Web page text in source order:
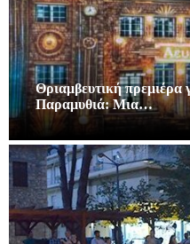
Θριαμβευτική πρεμιέρα
Παραμυθιά: Μια…